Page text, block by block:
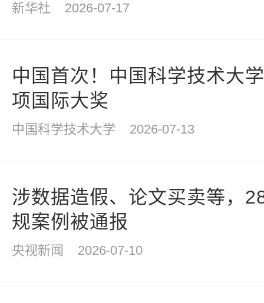
新华社 2026-07-17
中国首次！中国科学技术大
项国际大奖
中国科学技术大学 2026-07-13
涉数据造假、论文买卖等，
规案例被通报
央视新闻 2026-07-10